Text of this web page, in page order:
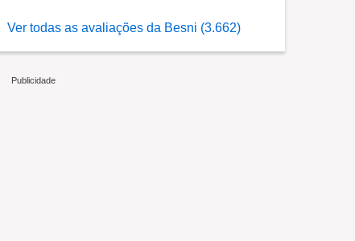
Ver todas as avaliações da Besni (3.662)